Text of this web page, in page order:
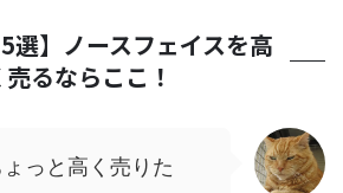
5選】ノースフェイスを高
売るならここ！
っと高く売りた